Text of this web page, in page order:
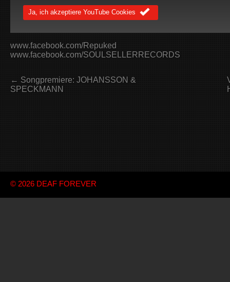
Ja, ich akzeptiere YouTube Cookies
www.facebook.com/Repuked
www.facebook.com/SOULSELLERRECORDS
← Songpremiere: JOHANSSON &
SPECKMANN
© 2026 DEAF FOREVER